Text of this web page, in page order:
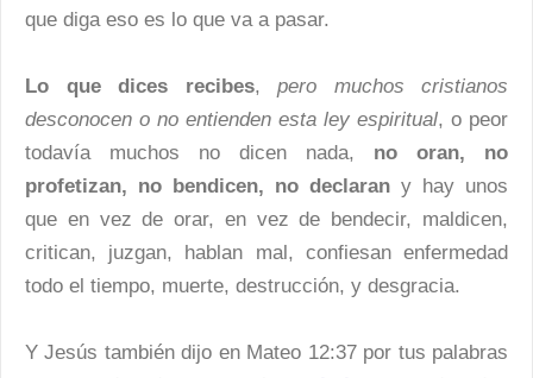
que diga eso es lo que va a pasar.
Lo que dices recibes, pero muchos cristianos
desconocen o no entienden esta ley espiritual, o peor
todavía muchos no dicen nada, no oran, no
profetizan, no bendicen, no declaran y hay unos
que en vez de orar, en vez de bendecir, maldicen,
critican, juzgan, hablan mal, confiesan enfermedad
todo el tiempo, muerte, destrucción, y desgracia.
Y Jesús también dijo en Mateo 12:37 por tus palabras